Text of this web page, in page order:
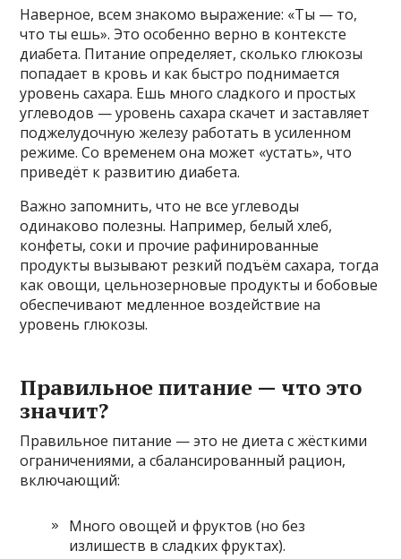
Наверное, всем знакомо выражение: «Ты — то,
что ты ешь». Это особенно верно в контексте
диабета. Питание определяет, сколько глюкозы
попадает в кровь и как быстро поднимается
уровень сахара. Ешь много сладкого и простых
углеводов — уровень сахара скачет и заставляет
поджелудочную железу работать в усиленном
режиме. Со временем она может «устать», что
приведёт к развитию диабета.
Важно запомнить, что не все углеводы
одинаково полезны. Например, белый хлеб,
конфеты, соки и прочие рафинированные
продукты вызывают резкий подъём сахара, тогда
как овощи, цельнозерновые продукты и бобовые
обеспечивают медленное воздействие на
уровень глюкозы.
Правильное питание — что это
значит?
Правильное питание — это не диета с жёсткими
ограничениями, а сбалансированный рацион,
включающий:
Много овощей и фруктов (но без
излишеств в сладких фруктах).